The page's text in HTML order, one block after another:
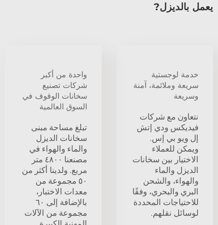
يعمل بالديزل?
خدمة لوجستية
سريعة وملائمة، آمنة
وسريعة
نتعاون مع شركات
فيديكس ودي إتش
إل ويو بي إس.
ويمكن للعملاء
الاختيار بين سخانات
الديزل والماء
والهواء، والشحن
البري والبحري، وفقًا
للاحتياجات المحددة
لوسائل نقلهم.
واحدة من أكبر
شركات تصنيع
سخانات الوقوف في
السوق العالمية
تبلغ مساحة مبنى
سخانات الديزل
والماء والهواء في
مصنعنا ٤٨٠٠ متر
مربع. ولدينا أكثر من
٥٠ مجموعة من
معدات الاختبار،
بالإضافة إلى ٦٠
مجموعة من الآلات